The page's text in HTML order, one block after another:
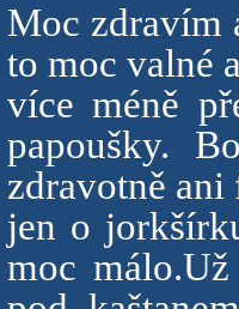
Moc zdravím
to moc valné
více méně
papoušky.
zdravotně ani
jen o
moc